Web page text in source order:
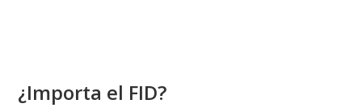
¿Importa el FID?